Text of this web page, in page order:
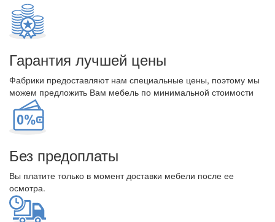
Гарантия лучшей цены
Фабрики предоставляют нам специальные цены, поэтому мы
можем предложить Вам мебель по минимальной стоимости
Без предоплаты
Вы платите только в момент доставки мебели после ее
осмотра.